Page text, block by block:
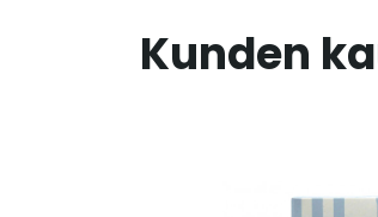
Kunden